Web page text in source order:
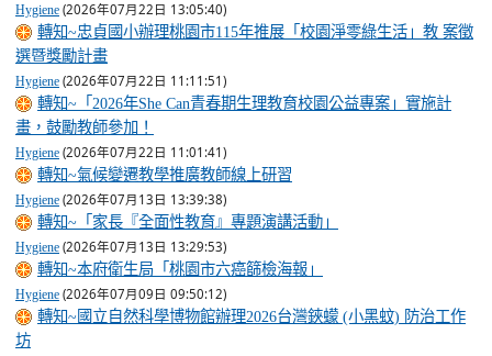
Hygiene (2026年07月22日 13:05:40)
轉知~忠貞國小辦理桃園市115年推展「校園淨零綠生活」教 案徵
選暨獎勵計畫
Hygiene (2026年07月22日 11:11:51)
轉知~「2026年She Can青春期生理教育校園公益專案」實施計
畫，鼓勵教師參加！
Hygiene (2026年07月22日 11:01:41)
轉知~氣候變遷教學推廣教師線上研習
Hygiene (2026年07月13日 13:39:38)
轉知~「家長『全面性教育』專題演講活動」
Hygiene (2026年07月13日 13:29:53)
轉知~本府衛生局「桃園市六癌篩檢海報」
Hygiene (2026年07月09日 09:50:12)
轉知~國立自然科學博物館辦理2026台灣鋏蠓 (小黑蚊) 防治工作
坊